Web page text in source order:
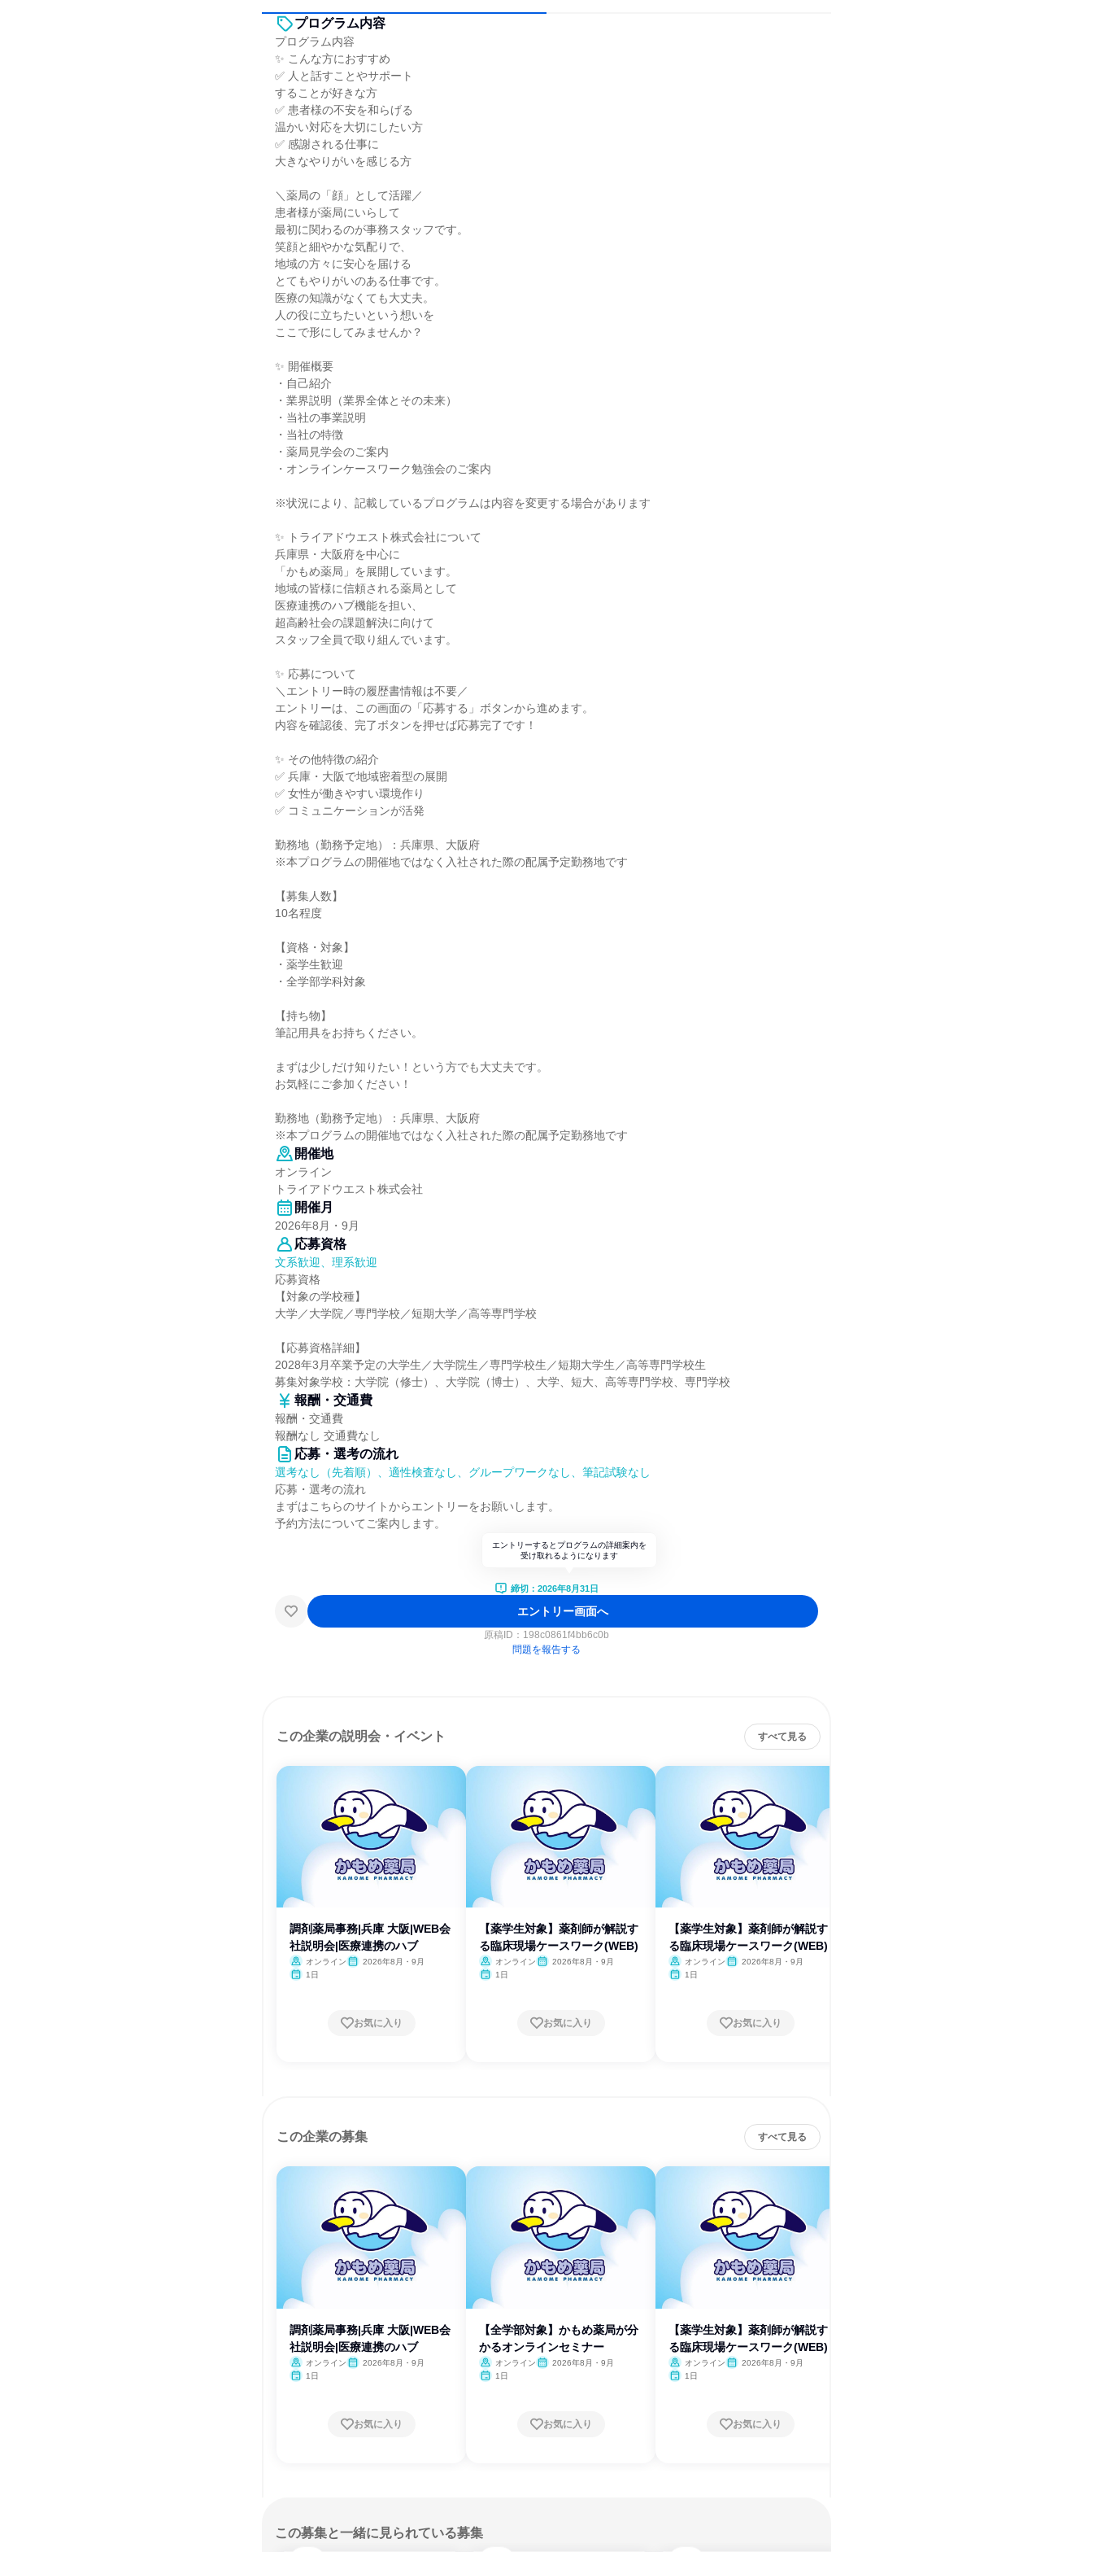
プログラム内容
プログラム内容
✨ こんな方におすすめ
✅ 人と話すことやサポート
することが好きな方
✅ 患者様の不安を和らげる
温かい対応を大切にしたい方
✅ 感謝される仕事に
大きなやりがいを感じる方
＼薬局の「顔」として活躍／
患者様が薬局にいらして
最初に関わるのが事務スタッフです。
笑顔と細やかな気配りで、
地域の方々に安心を届ける
とてもやりがいのある仕事です。
医療の知識がなくても大丈夫。
人の役に立ちたいという想いを
ここで形にしてみませんか？
✨ 開催概要
・自己紹介
・業界説明（業界全体とその未来）
・当社の事業説明
・当社の特徴
・薬局見学会のご案内
・オンラインケースワーク勉強会のご案内
※状況により、記載しているプログラムは内容を変更する場合があります
✨ トライアドウエスト株式会社について
兵庫県・大阪府を中心に
「かもめ薬局」を展開しています。
地域の皆様に信頼される薬局として
医療連携のハブ機能を担い、
超高齢社会の課題解決に向けて
スタッフ全員で取り組んでいます。
✨ 応募について
＼エントリー時の履歴書情報は不要／
エントリーは、この画面の「応募する」ボタンから進めます。
内容を確認後、完了ボタンを押せば応募完了です！
✨ その他特徴の紹介
✅ 兵庫・大阪で地域密着型の展開
✅ 女性が働きやすい環境作り
✅ コミュニケーションが活発
勤務地（勤務予定地）：兵庫県、大阪府
※本プログラムの開催地ではなく入社された際の配属予定勤務地です
【募集人数】
10名程度
【資格・対象】
・薬学生歓迎
・全学部学科対象
【持ち物】
筆記用具をお持ちください。
まずは少しだけ知りたい！という方でも大丈夫です。
お気軽にご参加ください！
勤務地（勤務予定地）：兵庫県、大阪府
※本プログラムの開催地ではなく入社された際の配属予定勤務地です
開催地
オンライン
トライアドウエスト株式会社
開催月
2026年8月・9月
応募資格
文系歓迎、理系歓迎
応募資格
【対象の学校種】
大学／大学院／専門学校／短期大学／高等専門学校
【応募資格詳細】
2028年3月卒業予定の大学生／大学院生／専門学校生／短期大学生／高等専門学校生
募集対象学校：大学院（修士）、大学院（博士）、大学、短大、高等専門学校、専門学校
報酬・交通費
報酬・交通費
報酬なし 交通費なし
応募・選考の流れ
選考なし（先着順）、適性検査なし、グループワークなし、筆記試験なし
応募・選考の流れ
まずはこちらのサイトからエントリーをお願いします。
予約方法についてご案内します。
エントリーするとプログラムの詳細案内を
受け取れるようになります
締切：2026年8月31日
エントリー画面へ
原稿ID： 198c0861f4bb6c0b
問題を報告する
この企業の説明会・イベント すべて見る
調剤薬局事務|兵庫 大阪|WEB会
社説明会|医療連携のハブ
オンライン
2026年8月・9月
1日
お気に入り
【薬学生対象】薬剤師が解説す
る臨床現場ケースワーク(WEB)
オンライン
2026年8月・9月
1日
お気に入り
【薬学生対象】薬剤師が解説す
る臨床現場ケースワーク(WEB)
オンライン
2026年8月・9月
1日
お気に入り
この企業の募集 すべて見る
調剤薬局事務|兵庫 大阪|WEB会
社説明会|医療連携のハブ
オンライン
2026年8月・9月
1日
お気に入り
【全学部対象】かもめ薬局が分
かるオンラインセミナー
オンライン
2026年8月・9月
1日
お気に入り
【薬学生対象】薬剤師が解説す
る臨床現場ケースワーク(WEB)
オンライン
2026年8月・9月
1日
お気に入り
この募集と一緒に見られている募集